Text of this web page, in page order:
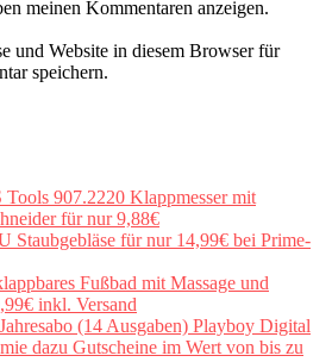
meinen Kommentaren anzeigen.
und Website in diesem Browser für
speichern.
Tools 907.2220 Klappmesser mit
für nur 9,88€
Staubgebläse für nur 14,99€ bei Prime-
Fußbad mit Massage und
inkl. Versand
(14 Ausgaben) Playboy Digital
dazu Gutscheine im Wert von bis zu